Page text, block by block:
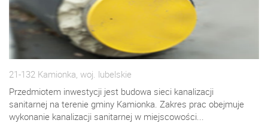
21-132 Kamionka, woj. lubelskie
Przedmiotem inwestycji jest budowa sieci kanalizacji
sanitarnej na terenie gminy Kamionka. Zakres prac obejmuje
wykonanie kanalizacji sanitarnej w miejscowości...